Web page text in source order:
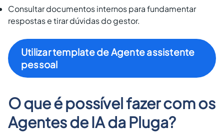
Consultar documentos internos para fundamentar
respostas e tirar dúvidas do gestor.
Utilizar template de Agente assistente
pessoal
O que é possível fazer com os
Agentes de IA da Pluga?